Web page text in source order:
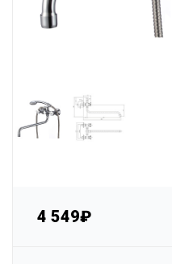
4 549₽